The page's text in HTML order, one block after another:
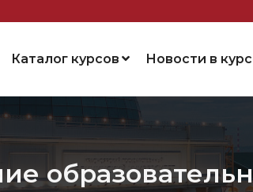
Каталог курсов Новости в